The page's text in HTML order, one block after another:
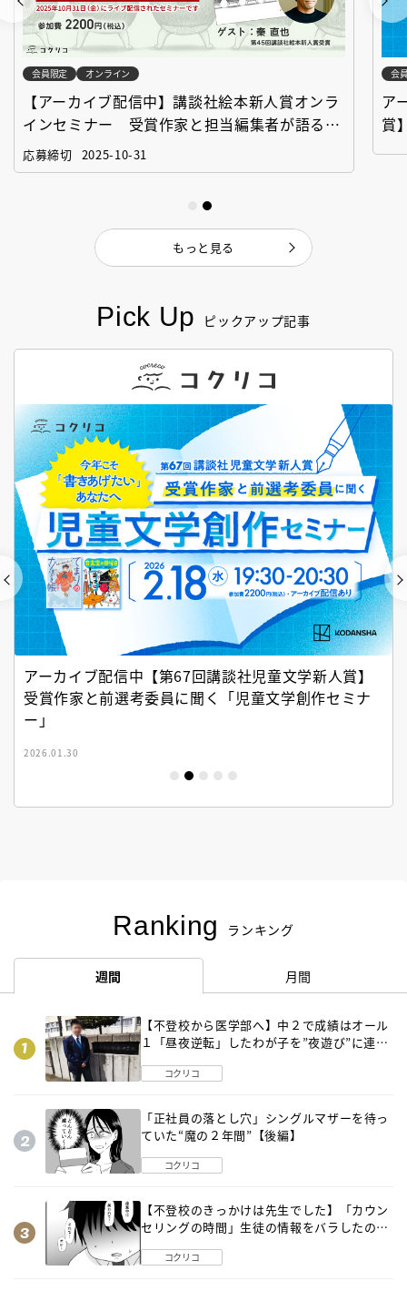
Pick Up ピックアップ記事
アーカイブ配信中【第67回講談社児童文学新人賞】
受賞作家と前選考委員に聞く「児童文学創作セミナ
ー」
2026.01.30
Ranking ランキング
週間 月間
【不登校から医学部へ】中２で成績はオール
１「昼夜逆転」したわが子を”夜遊び”に連れ
コクリコ
「正社員の落とし穴」シングルマザーを待っ
ていた“魔の２年間”【後編】
コクリコ
【不登校のきっかけは先生でした】「カウン
セリングの時間」生徒の情報をバラしたの
コクリコ
会員限定 オンライン
【アーカイブ配信中】講談社絵本新人賞オンラ
インセミナー 受賞作家と担当編集者が語る
「絵本創作実践講座」
応募締切 2025-10-31
会
ア
賞
もっと見る